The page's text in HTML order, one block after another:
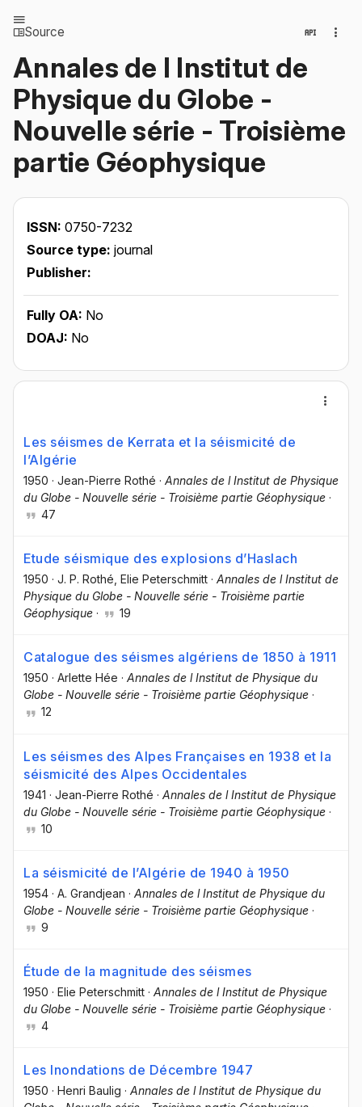
Source
Annales de l Institut de
Physique du Globe -
Nouvelle série - Troisième
partie Géophysique
ISSN: 0750-7232
Source type: journal
Publisher:
Fully OA: No
DOAJ: No
Les séismes de Kerrata et la séismicité de
l’Algérie
1950 · Jean-Pierre Rothé · Annales de l Institut de Physique
du Globe - Nouvelle série - Troisième partie Géophysique ·
47
Etude séismique des explosions d’Haslach
1950 · J. P. Rothé , Elie Peterschmitt · Annales de l Institut de
Physique du Globe - Nouvelle série - Troisième partie
Géophysique · 19
Catalogue des séismes algériens de 1850 à 1911
1950 · Arlette Hée · Annales de l Institut de Physique du
Globe - Nouvelle série - Troisième partie Géophysique ·
12
Les séismes des Alpes Françaises en 1938 et la
séismicité des Alpes Occidentales
1941 · Jean-Pierre Rothé · Annales de l Institut de Physique
du Globe - Nouvelle série - Troisième partie Géophysique ·
10
La séismicité de l’Algérie de 1940 à 1950
1954 · A. Grandjean · Annales de l Institut de Physique du
Globe - Nouvelle série - Troisième partie Géophysique ·
9
Étude de la magnitude des séismes
1950 · Elie Peterschmitt · Annales de l Institut de Physique
du Globe - Nouvelle série - Troisième partie Géophysique ·
4
Les Inondations de Décembre 1947
1950 · Henri Baulig · Annales de l Institut de Physique du